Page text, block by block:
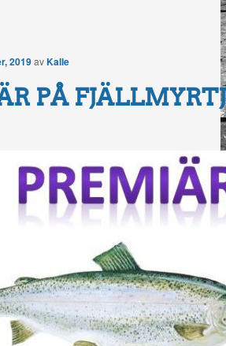
PÅ
2019 avKalle